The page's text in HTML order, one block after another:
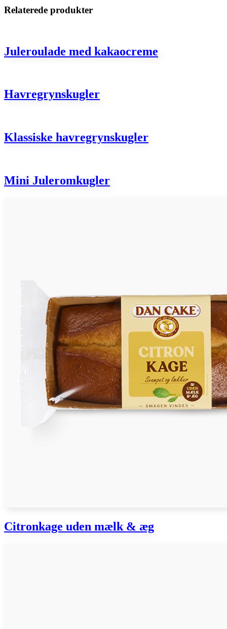
Relaterede produkter
Juleroulade med kakaocreme
Havregrynskugler
Klassiske havregrynskugler
Mini Juleromkugler
Citronkage uden mælk & æg